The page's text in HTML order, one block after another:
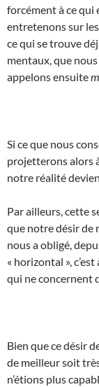
forcément à ce qui
entretenons sur les
ce qui se trouve
mentaux, que
appelons ensuite
Si ce que nous
projetterons alors
notre réalité
Par ailleurs, cette
que notre désir de
nous a obligé,
« horizontal »,
qui ne concernent
Bien que ce désir
de meilleur soit
n’étions plus